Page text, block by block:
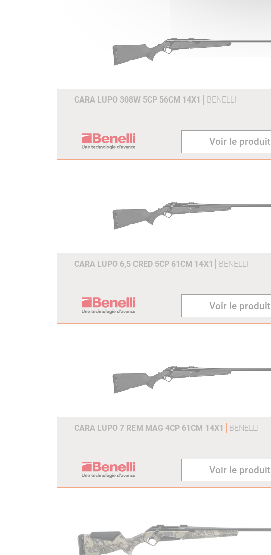
CARA LUPO 308W 5CP 56CM 14X1 BENELLI
Voir le produit
CARA LUPO 6,5 CRED 5CP 61CM 14X1 BENELLI
Voir le produit
CARA LUPO 7 REM MAG 4CP 61CM 14X1 BENELLI
Voir le produit